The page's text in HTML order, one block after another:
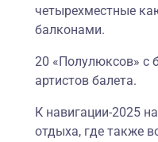
четырехместные
балконами.
20 «Полулюксов» с
артистов балета.
К навигации-2025
отдыха, где также